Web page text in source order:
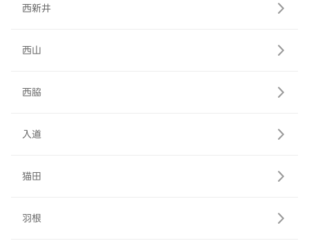
西新井
西山
西脇
入道
猫田
羽根